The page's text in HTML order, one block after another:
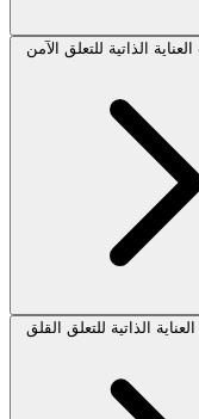
الذاتية للتعلق الآمن
الذاتية للتعلق القلق